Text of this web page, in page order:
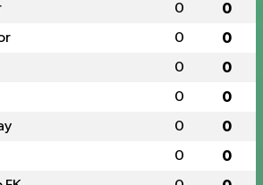
0 0
0 0
0 0
0 0
0 0
0 0